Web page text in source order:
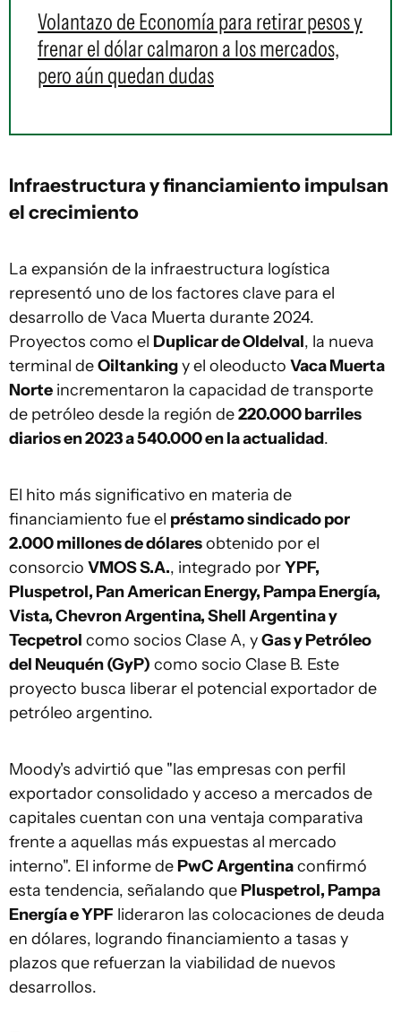
Volantazo de Economía para retirar pesos y
frenar el dólar calmaron a los mercados,
pero aún quedan dudas
Infraestructura y financiamiento impulsan
el crecimiento
La expansión de la infraestructura logística
representó uno de los factores clave para el
desarrollo de Vaca Muerta durante 2024.
Proyectos como el Duplicar de Oldelval, la nueva
terminal deOiltankingy el oleoducto Vaca Muerta
Norte incrementaron la capacidad de transporte
de petróleo desde la región de220.000 barriles
diarios en 2023 a 540.000 en la actualidad.
El hito más significativo en materia de
financiamiento fue el préstamo sindicado por
2.000 millones de dólaresobtenido por el
consorcio VMOS S.A., integrado porYPF,
Pluspetrol, Pan American Energy, Pampa Energía,
Vista, Chevron Argentina, Shell Argentina y
Tecpetrol como socios Clase A, yGas y Petróleo
del Neuquén (GyP) como socio Clase B. Este
proyecto busca liberar el potencial exportador de
petróleo argentino.
Moody's advirtió que "las empresas con perfil
exportador consolidado y acceso a mercados de
capitales cuentan con una ventaja comparativa
frente a aquellas más expuestas al mercado
interno". El informe de PwC Argentinaconfirmó
esta tendencia, señalando que Pluspetrol, Pampa
Energía e YPF lideraron las colocaciones de deuda
en dólares, logrando financiamiento a tasas y
plazos que refuerzan la viabilidad de nuevos
desarrollos.